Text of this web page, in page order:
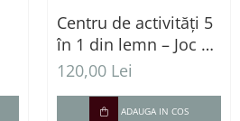
Centru de activități 5
în 1 din lemn – Joc de
pescuit magnetic,
educative
120,00 Lei
ADAUGA IN COS